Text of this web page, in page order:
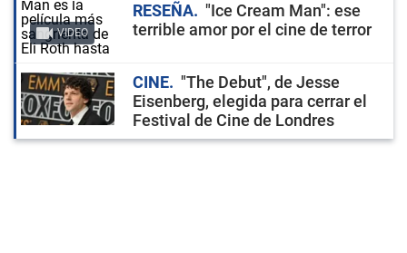
VIDEO
RESEÑA
"Ice Cream Man": ese
terrible amor por el cine de terror
CINE
"The Debut", de Jesse
Eisenberg, elegida para cerrar el
Festival de Cine de Londres